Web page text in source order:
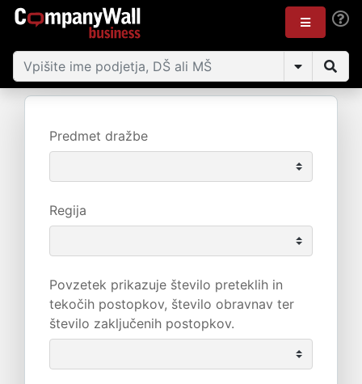
Predmet dražbe
Regija
Povzetek prikazuje število preteklih in
tekočih postopkov, število obravnav ter
število zaključenih postopkov.